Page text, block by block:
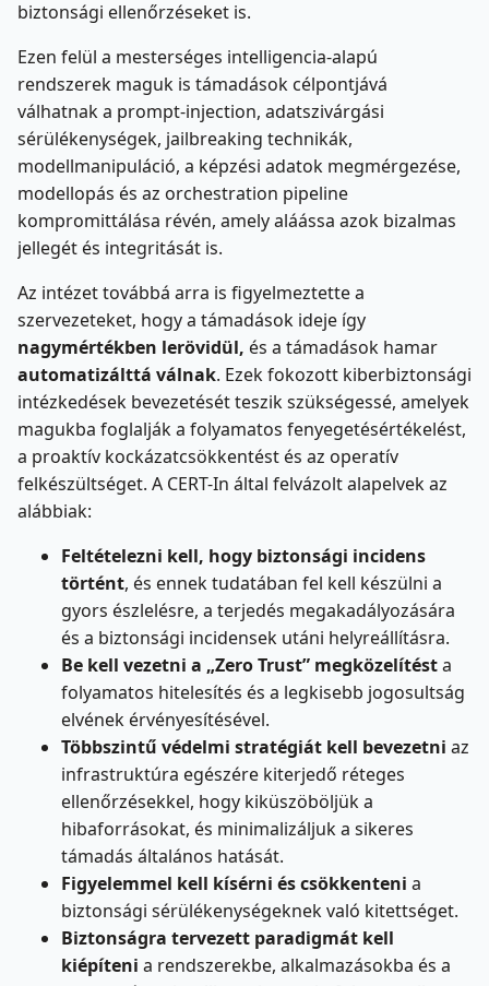
biztonsági ellenőrzéseket is.
Ezen felül a mesterséges intelligencia-alapú
rendszerek maguk is támadások célpontjává
válhatnak a prompt-injection, adatszivárgási
sérülékenységek, jailbreaking technikák,
modellmanipuláció, a képzési adatok megmérgezése,
modellopás és az orchestration pipeline
kompromittálása révén, amely aláássa azok bizalmas
jellegét és integritását is.
Az intézet továbbá arra is figyelmeztette a
szervezeteket, hogy a támadások ideje így
nagymértékben lerövidül, és a támadások hamar
automatizálttá válnak. Ezek fokozott kiberbiztonsági
intézkedések bevezetését teszik szükségessé, amelyek
magukba foglalják a folyamatos fenyegetésértékelést,
a proaktív kockázatcsökkentést és az operatív
felkészültséget. A CERT-In által felvázolt alapelvek az
alábbiak:
Feltételezni kell, hogy biztonsági incidens
történt, és ennek tudatában fel kell készülni a
gyors észlelésre, a terjedés megakadályozására
és a biztonsági incidensek utáni helyreállításra.
Be kell vezetni a „Zero Trust” megközelítésta
folyamatos hitelesítés és a legkisebb jogosultság
elvének érvényesítésével.
Többszintű védelmi stratégiát kell bevezetni az
infrastruktúra egészére kiterjedő réteges
ellenőrzésekkel, hogy kiküszöböljük a
hibaforrásokat, és minimalizáljuk a sikeres
támadás általános hatását.
Figyelemmel kell kísérni és csökkenteni a
biztonsági sérülékenységeknek való kitettséget.
Biztonságra tervezett paradigmát kell
kiépíteni a rendszerekbe, alkalmazásokba és a